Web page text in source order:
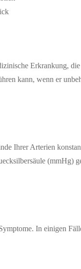
Erkrankung,
kann, wenn er
Ihrer Arterien
(mmHg)
In einigen